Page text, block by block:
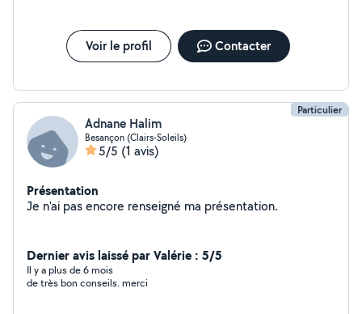
Voir le profil Contacter
Particulier
Adnane Halim
Besançon (Clairs-Soleils)
5/5 (1 avis)
Présentation
Je n'ai pas encore renseigné ma présentation.
Dernier avis laissé par Valérie : 5/5
Il y a plus de 6 mois
de très bon conseils. merci